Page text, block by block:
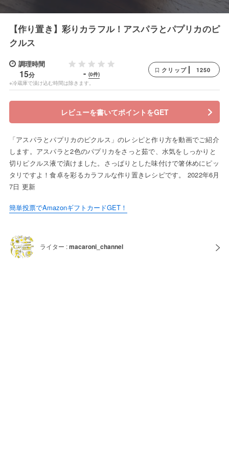
【作り置き】彩りカラフル！アスパラとパプリカのピ
クルス
調理時間
15分
※冷蔵庫で漬け込む時間は除きます。
- (0件)
クリップ 1250
レビューを書いてポイントをGET
「アスパラとパプリカのピクルス」のレシピと作り方を動画でご紹介
します。アスパラと2色のパプリカをさっと茹で、水気をしっかりと
切りピクルス液で漬けました。さっぱりとした味付けで箸休めにピッ
タリですよ！食卓を彩るカラフルな作り置きレシピです。 2022年6月
7日 更新
簡単投票でAmazonギフトカードGET！
ライター :macaroni_channel